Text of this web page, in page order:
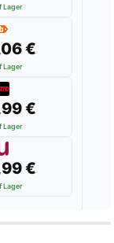
Lager
€
Lager
€
Lager
€
Lager